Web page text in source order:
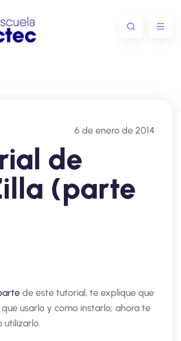
6 de enero de 2014
de
(parte
de este tutorial, te explique que
que usarlo y como instarlo; ahora te
utilizarlo.